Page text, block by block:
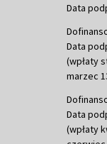
Data
Data
(wpłaty
marzec
Data
(wpłaty